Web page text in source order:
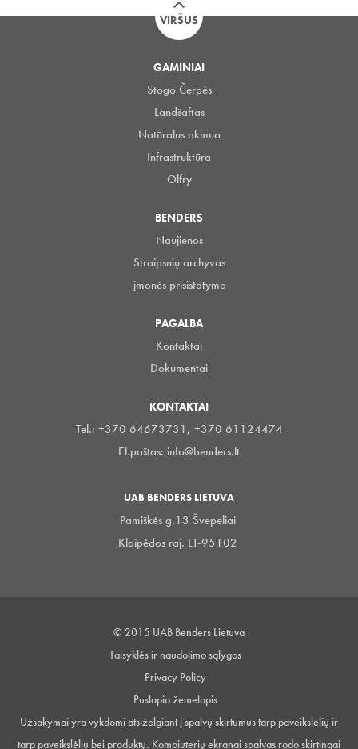
VIRŠUS
GAMINIAI
Stogo Čerpės
Landšaftas
Natūralus akmuo
Infrastruktūra
Olfry
BENDERS
Naujienos
Straipsnių archyvas
įmonės prisistatyme
PAGALBA
Kontaktai
Dokumentai
KONTAKTAI
Tel.: +370 64673731, +370 61124474
El.paštas: info@benders.lt
UAB BENDERS LIETUVA
Pamiškės g.13 Švepeliai
Klaipėdos raj. LT-95102
© 2015 UAB Benders Lietuva
Taisyklės ir naudojimo sąlygos
Privacy Policy
Puslapio žemelapis
Užsakymai yra vykdomi atsiželgiant į spalvų skirtumus tarp paveikslėlių ir
tarp paveikslėlių bei produktų. Kompiuterių ekranai spalvas rodo skirtingai